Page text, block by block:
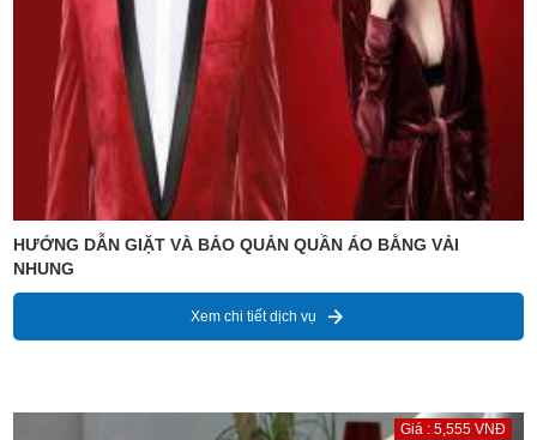
HƯỚNG DẪN GIẶT VÀ BẢO QUẢN QUẦN ÁO BẰNG VẢI
NHUNG
Xem chi tiết dịch vụ
Giá : 5,555 VNĐ